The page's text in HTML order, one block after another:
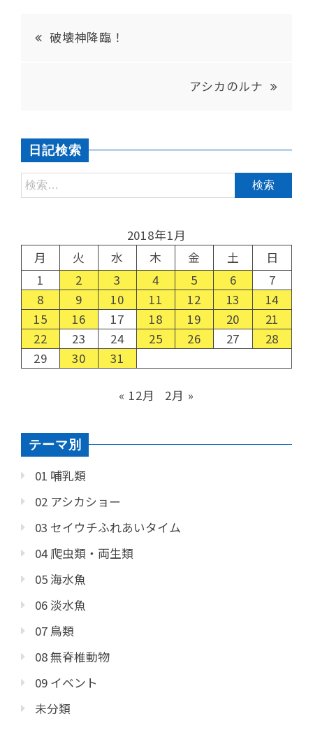
破壊神降臨！
アシカのルナ
日記検索
2018年1月
月
火 水 木 金 土
日
1
2 3 4 5 6
7
8
9 10 11 12 13
14
15
16 17 18 19 20
21
22
23 24 25 26 27
28
29
30 31
« 12月 2月 »
テーマ別
01 哺乳類
02 アシカショー
03 セイウチふれあいタイム
04 爬虫類・両生類
05 海水魚
06 淡水魚
07 鳥類
08 無脊椎動物
09 イベント
未分類